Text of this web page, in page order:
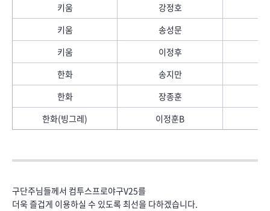
키움
강정호
키움
송성문
키움
이정후
한화
송지만
한화
장종훈
한화(빙그레)
이정훈B
구단주님들께서 컴투스프로야구V25를
더욱 즐겁게 이용하실 수 있도록 최선을 다하겠습니다.